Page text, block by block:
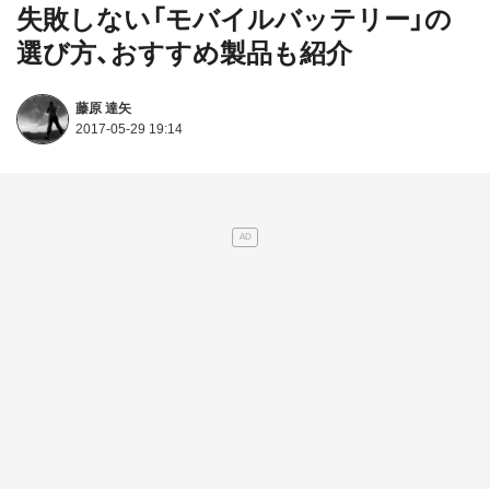
失敗しない「モバイルバッテリー」の
選び方、おすすめ製品も紹介
藤原 達矢
2017-05-29 19:14